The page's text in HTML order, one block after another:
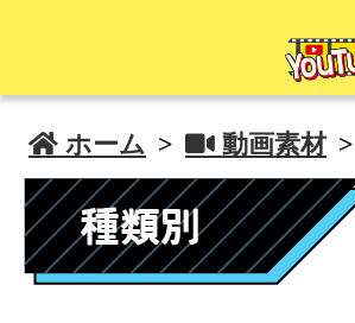
 ホーム >  動画素材